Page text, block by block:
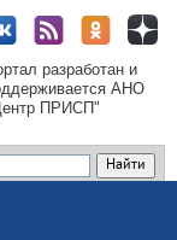
разработан и
АНО
ПРИСП"